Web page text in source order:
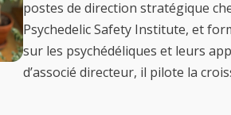
postes de direction stratégique
Psychedelic Safety Institute, et
sur les psychédéliques et leurs
d’associé directeur, il pilote la